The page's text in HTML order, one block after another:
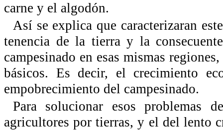
carne y el algodón.
Así se explica que caracterizaran
tenencia de la tierra y la
campesinado en esas mismas
básicos. Es decir, el crecimiento
empobrecimiento del campesinado.
Para solucionar esos problemas
agricultores por tierras, y el del lento